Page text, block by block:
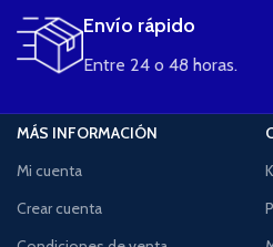
Envío rápido
Entre 24 o 48 horas.
MÁS INFORMACIÓN
Mi cuenta
Crear cuenta